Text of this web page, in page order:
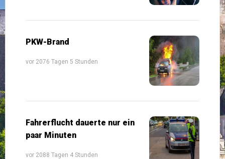
PKW-Brand
vor 2076 Tagen 5 Stunden
Fahrerflucht dauerte nur ein
paar Minuten
vor 2088 Tagen 4 Stunden